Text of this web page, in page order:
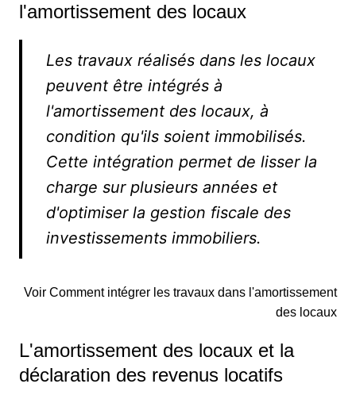
l'amortissement des locaux
Les travaux réalisés dans les locaux
peuvent être intégrés à
l'amortissement des locaux, à
condition qu'ils soient immobilisés.
Cette intégration permet de lisser la
charge sur plusieurs années et
d'optimiser la gestion fiscale des
investissements immobiliers.
Voir Comment intégrer les travaux dans l'amortissement
des locaux
L'amortissement des locaux et la
déclaration des revenus locatifs